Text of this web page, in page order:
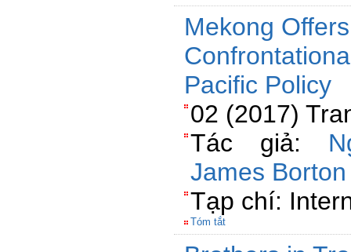
Mekong
Pacific Policy
02 (2017)
Tác giả:
James Borton
Tạp chí:
Tóm tắt